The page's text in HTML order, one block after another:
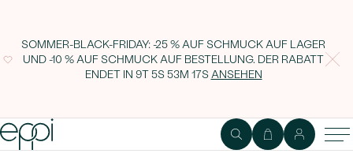
SOMMER-BLACK-FRIDAY: -25 % AUF SCHMUCK AUF LAGER
UND -10 % AUF SCHMUCK AUF BESTELLUNG. DER RABATT
ENDET IN 9T 5S 53M 17S ANSEHEN